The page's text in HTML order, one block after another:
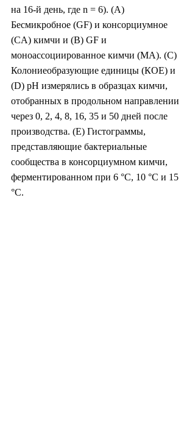
на 16-й день, где n = 6). (A)
Бесмикробное (GF) и консорциумное
(CA) кимчи и (B) GF и
моноассоциированное кимчи (MA). (C)
Колониеобразующие единицы (КОЕ) и
(D) pH измерялись в образцах кимчи,
отобранных в продольном направлении
через 0, 2, 4, 8, 16, 35 и 50 дней после
производства. (E) Гистограммы,
представляющие бактериальные
сообщества в консорциумном кимчи,
ферментированном при 6 °C, 10 °C и 15
°C.